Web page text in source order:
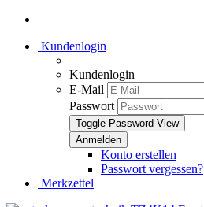
Kundenlogin
Kundenlogin
E-Mail
Passwort
Toggle Password View
Konto erstellen
Passwort vergessen?
Merkzettel